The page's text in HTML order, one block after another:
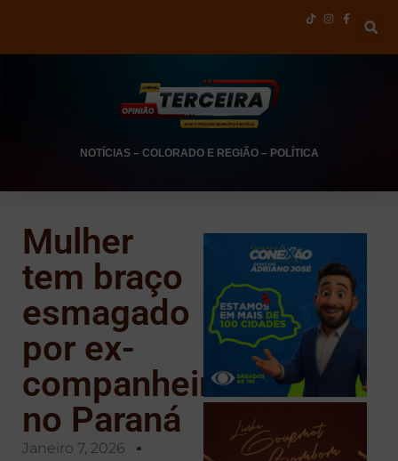
NOTÍCIAS– COLORADO E REGIÃO– POLÍTICA
Mulher
tem braço
esmagado
por ex-
companheiro
no Paraná
Janeiro 7, 2026